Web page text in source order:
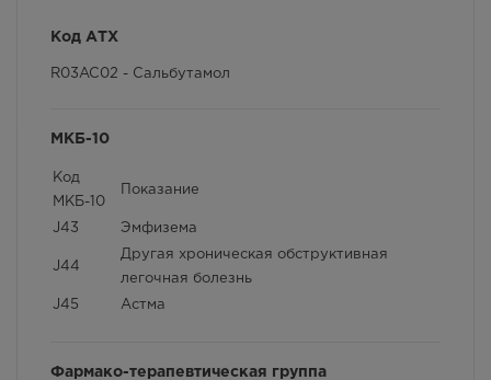
Фармакологические свойства
Взаимодействие с другими лекарственными
Код АТХ
R03AC02 - Сальбутамол
МКБ-10
Код
МКБ-10
Показание
J43 Эмфизема
J44
Другая хроническая обструктивная
легочная болезнь
J45 Астма
Фармако-терапевтическая группа